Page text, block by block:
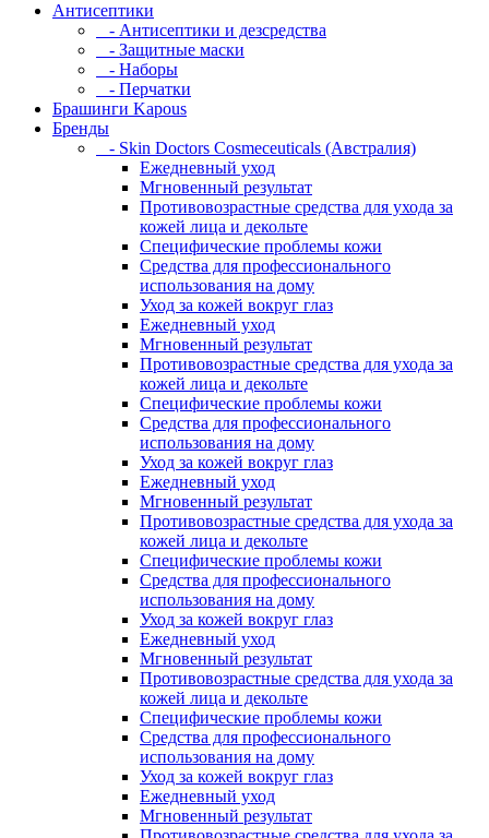
Антисептики
- Антисептики и дезсредства
- Защитные маски
- Наборы
- Перчатки
Брашинги Kapous
Бренды
- Skin Doctors Cosmeceuticals (Австралия)
Ежедневный уход
Мгновенный результат
Противовозрастные средства для ухода за
кожей лица и декольте
Специфические проблемы кожи
Средства для профессионального
использования на дому
Уход за кожей вокруг глаз
Ежедневный уход
Мгновенный результат
Противовозрастные средства для ухода за
кожей лица и декольте
Специфические проблемы кожи
Средства для профессионального
использования на дому
Уход за кожей вокруг глаз
Ежедневный уход
Мгновенный результат
Противовозрастные средства для ухода за
кожей лица и декольте
Специфические проблемы кожи
Средства для профессионального
использования на дому
Уход за кожей вокруг глаз
Ежедневный уход
Мгновенный результат
Противовозрастные средства для ухода за
кожей лица и декольте
Специфические проблемы кожи
Средства для профессионального
использования на дому
Уход за кожей вокруг глаз
Ежедневный уход
Мгновенный результат